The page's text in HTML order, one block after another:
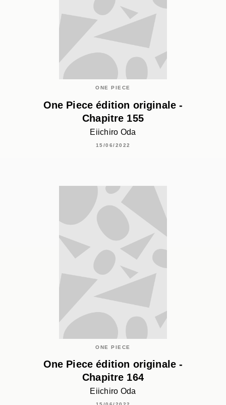
ONE PIECE
One Piece édition originale -
Chapitre 155
Eiichiro Oda
15/06/2022
ONE PIECE
One Piece édition originale -
Chapitre 164
Eiichiro Oda